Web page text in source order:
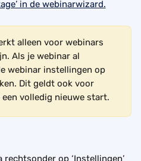
alleen voor webinars
Als je webinar al
webinar instellingen op
Dit geldt ook voor
volledig nieuwe start.
op ‘Instellingen’